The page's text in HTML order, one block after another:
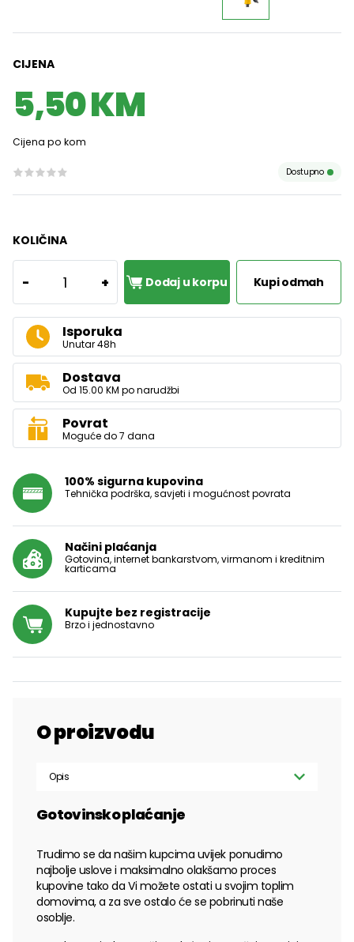
CIJENA
5,50 KM
Cijena po kom
Dostupno
KOLIČINA
- 1 + Dodaj u korpu Kupi odmah
Isporuka
Unutar 48h
Dostava
Od 15.00 KM po narudžbi
Povrat
Moguće do 7 dana
100% sigurna kupovina
Tehnička podrška, savjeti i mogućnost povrata
Načini plaćanja
Gotovina, internet bankarstvom, virmanom i kreditnim
karticama
Kupujte bez registracije
Brzo i jednostavno
O proizvodu
Opis
Gotovinsko plaćanje
Trudimo se da našim kupcima uvijek ponudimo
najbolje uslove i maksimalno olakšamo proces
kupovine tako da Vi možete ostati u svojim toplim
domovima, a za sve ostalo će se pobrinuti naše
osoblje.